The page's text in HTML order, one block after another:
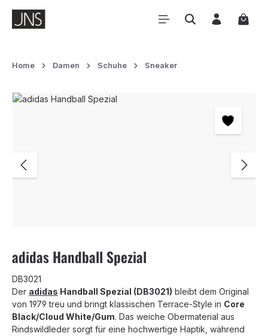
Zum Hauptinhalt springen
Home Damen Schuhe Sneaker
Bildergalerie überspringen
adidas Handball Spezial
DB3021
Der adidas Handball Spezial (DB3021) bleibt dem Original
von 1979 treu und bringt klassischen Terrace-Style in Core
Black/Cloud White/Gum. Das weiche Obermaterial aus
Rindswildleder sorgt für eine hochwertige Haptik, während